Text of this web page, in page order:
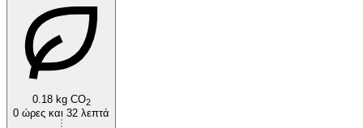
0.18 kg CO2
0 ώρες και 32 λεπτά